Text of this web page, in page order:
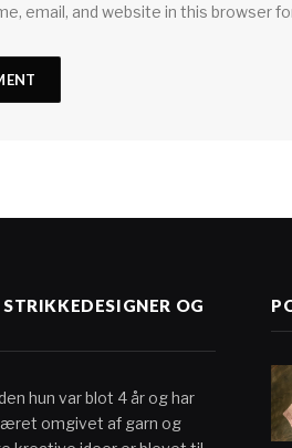
email, and website in this browser
OG
hun var blot 4 år og har
omgivet af garn og